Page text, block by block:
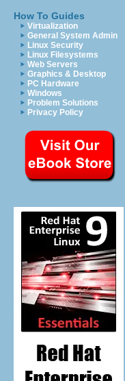
How To Guides
Virtualization
General System Admin
Linux Security
Linux Filesystems
Web Servers
Graphics & Desktop
PC Hardware
Windows
Problem Solutions
Privacy Policy